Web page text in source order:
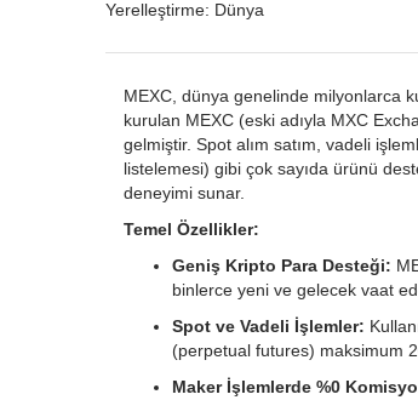
Yerelleştirme: Dünya
MEXC, dünya genelinde milyonlarca
kurulan MEXC (eski adıyla MXC
gelmiştir. Spot alım satım, vadeli
listelemesi) gibi çok sayıda ürünü
deneyimi sunar.
Temel Özellikler:
Geniş Kripto Para Desteği:
binlerce yeni ve gelecek vaat
Spot ve Vadeli İşlemler:
(perpetual futures) maksimum
Maker İşlemlerde %0